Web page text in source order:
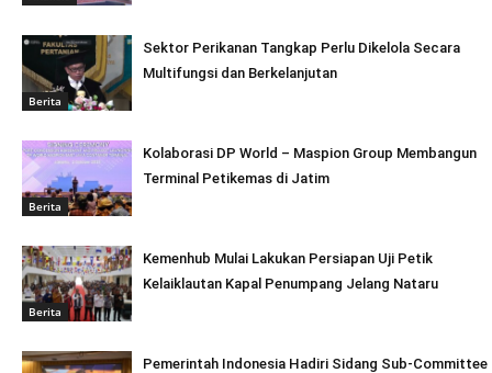
Berita
Sektor Perikanan Tangkap Perlu Dikelola Secara
Multifungsi dan Berkelanjutan
Berita
Kolaborasi DP World – Maspion Group Membangun
Terminal Petikemas di Jatim
Berita
Kemenhub Mulai Lakukan Persiapan Uji Petik
Kelaiklautan Kapal Penumpang Jelang Nataru
Pemerintah Indonesia Hadiri Sidang Sub-Committee